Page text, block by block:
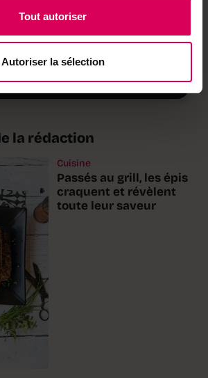
Tout autoriser
Autoriser la sélection
Le magazine
ans
la rédaction
Cuisine
Passés au grill, les épis
craquent et révèlent
toute leur saveur